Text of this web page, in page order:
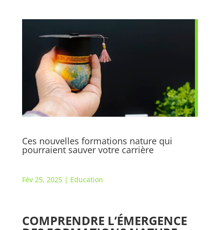
Ces nouvelles formations nature qui
pourraient sauver votre carrière
Fév 25, 2025| Education
COMPRENDRE L’ÉMERGENCE